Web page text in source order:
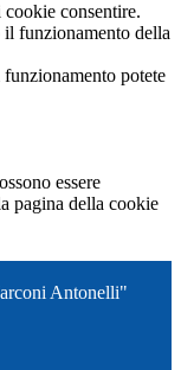
cookie consentire.
il funzionamento della
potete
essere
pagina della cookie
Antonelli"